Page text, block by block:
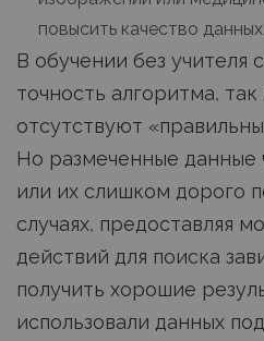
повысить качество данных.
В обучении без учителя
точность алгоритма,
отсутствуют
Но размеченные данные
или их слишком дорого
случаях, предоставляя
действий для поиска
получить хорошие
использовали данных